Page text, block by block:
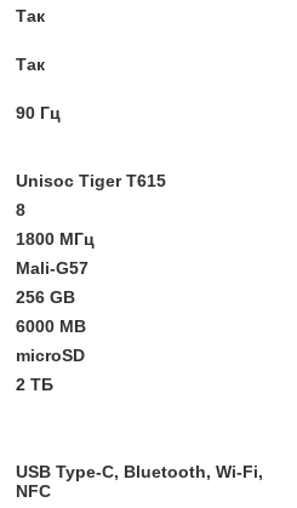
Так
Так
90 Гц
Unisoc Tiger T615
8
1800 МГц
Mali-G57
256 GB
6000 MB
microSD
2 ТБ
USB Type-C, Bluetooth, Wi-Fi,
NFC